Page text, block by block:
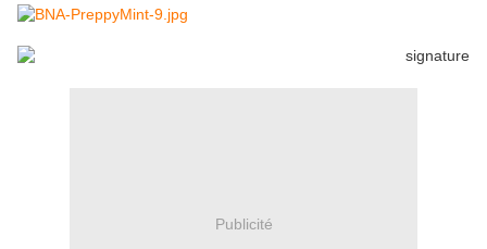
Publicité